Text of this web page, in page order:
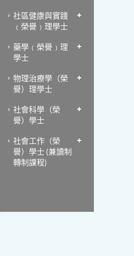
社區健康與實踐
﹙榮譽﹚理學士
藥學﹙榮譽﹚理
學士
物理治療學（榮
譽）理學士
社會科學（榮
譽）學士
社會工作（榮
譽）學士 (兼讀制
轉制課程)